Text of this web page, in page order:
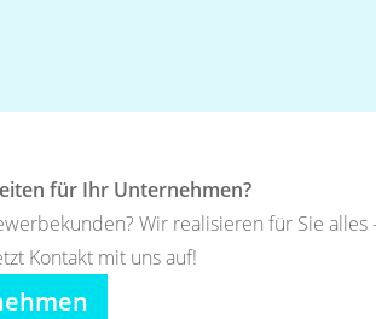
für Ihr Unternehmen?
Wir realisieren für Sie
Kontakt mit uns auf!